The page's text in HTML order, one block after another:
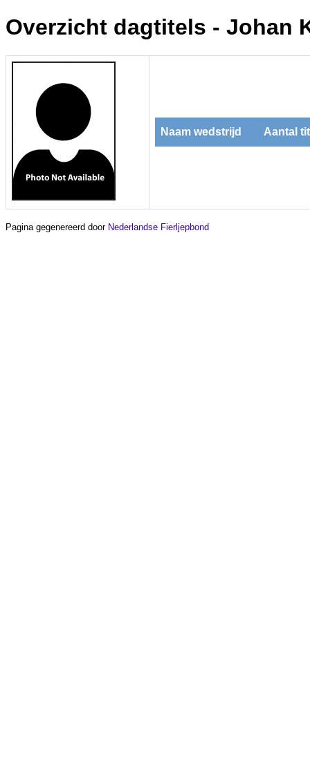
Overzicht dagtitels - Johan
Naam wedstrijd Aantal
Pagina gegenereerd door Nederlandse Fierljepbond